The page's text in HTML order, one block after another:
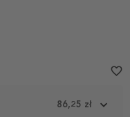
86,25 zł
favorite_border